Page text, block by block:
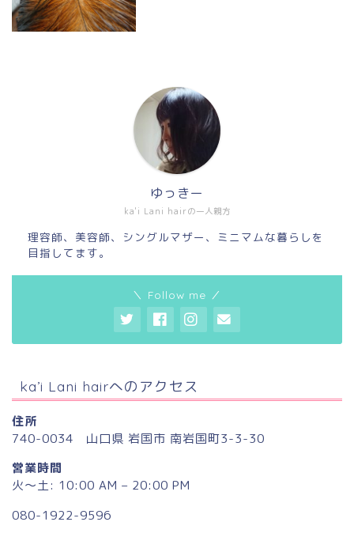
ka'i Lani hairの一人親方
ゆっきー
理容師、美容師、シングルマザー、ミニマムな暮らしを
目指してます。
＼ Follow me ／
ka’i Lani hairへのアクセス
住所
740-0034 山口県 岩国市 南岩国町3-3-30
営業時間
火〜土: 10:00 AM – 20:00 PM
080-1922-9596